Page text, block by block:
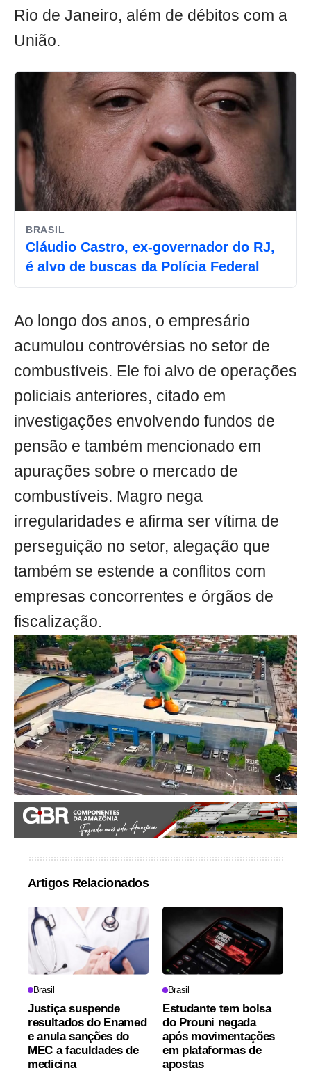
Rio de Janeiro, além de débitos com a
União.
BRASIL
Cláudio Castro, ex-governador do RJ,
é alvo de buscas da Polícia Federal
Ao longo dos anos, o empresário
acumulou controvérsias no setor de
combustíveis. Ele foi alvo de operações
policiais anteriores, citado em
investigações envolvendo fundos de
pensão e também mencionado em
apurações sobre o mercado de
combustíveis. Magro nega
irregularidades e afirma ser vítima de
perseguição no setor, alegação que
também se estende a conflitos com
empresas concorrentes e órgãos de
fiscalização.
Artigos Relacionados
Brasil
Justiça suspende
resultados do Enamed
e anula sanções do
MEC a faculdades de
medicina
Brasil
Estudante tem bolsa
do Prouni negada
após movimentações
em plataformas de
apostas